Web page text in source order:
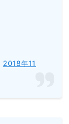
2018年11